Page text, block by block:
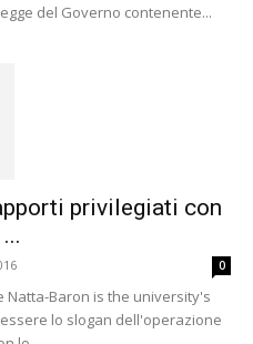
del Governo contenente...
privilegiati con
0
Natta-Baron is the university's
lo slogan dell'operazione